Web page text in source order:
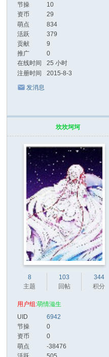
节操
10
资币
29
萌点
834
活跃
379
贡献
9
推广
0
在线时间
25 小时
注册时间
2015-8-3
发消息
坎坎坷坷
8
主题
103
回帖
344
积分
用户组:萌情滋生
UID
6942
节操
0
资币
0
萌点
-38476